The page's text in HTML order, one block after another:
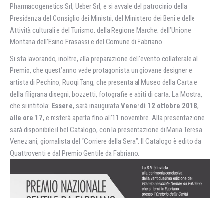
Pharmacogenetics Srl, Ueber Srl, e si avvale del patrocinio della
Presidenza del Consiglio dei Ministri, del Ministero dei Beni e delle
Attività culturali e del Turismo, della Regione Marche, dell’Unione
Montana dell’Esino Frasassi e del Comune di Fabriano.
Si sta lavorando, inoltre, alla preparazione dell’evento collaterale al
Premio, che quest’anno vede protagonista un giovane designer e
artista di Pechino, Ruoqi Tang, che presenta al Museo della Carta e
della filigrana disegni, bozzetti, fotografie e abiti di carta. La Mostra,
che si intitola: Essere, sarà inaugurata Venerdì 12 ottobre 2018,
alle ore 17, e resterà aperta fino all’11 novembre. Alla presentazione
sarà disponibile il bel Catalogo, con la presentazione di Maria Teresa
Veneziani, giornalista del “Corriere della Sera”. Il Catalogo è edito da
Quattroventi e dal Premio Gentile da Fabriano.